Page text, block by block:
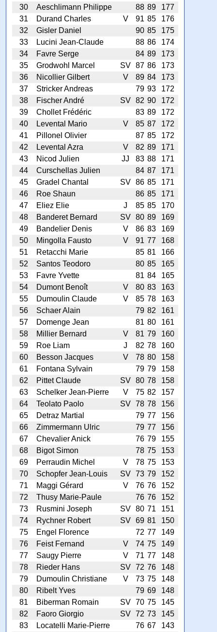
30
Aeschlimann Philippe 88 89
177
31
Durand Charles V 91 85
176
32
Gisler Daniel 90 85
175
33
Lucini Jean-Claude 88 86
174
34
Favre Serge 84 89
173
35
Grodwohl Marcel SV 87 86
173
36
Nicollier Gilbert V 89 84
173
37
Stricker Andreas 79 93
172
38
Fischer André SV 82 90
172
39
Chollet Frédéric 83 89
172
40
Levental Mario V 85 87
172
41
Pillonel Olivier 87 85
172
42
Levental Azra V 82 89
171
43
Nicod Julien JJ 83 88
171
44
Curschellas Julien 84 87
171
45
Gradel Chantal SV 86 85
171
46
Roe Shaun 86 85
171
47
Eliez Elie J 85 85
170
48
Banderet Bernard SV 80 89
169
49
Bandelier Denis V 86 83
169
50
Mingolla Fausto V 91 77
168
51
Retacchi Marie 85 81
166
52
Santos Teodoro 80 85
165
53
Favre Yvette 81 84
165
54
Dumont Benoît V 80 83
163
55
Dumoulin Claude V 85 78
163
56
Schaer Alain 79 82
161
57
Domenge Jean 81 80
161
58
Millier Bernard V 81 79
160
59
Roe Liam J 82 78
160
60
Besson Jacques V 78 80
158
61
Fontana Sylvain 79 79
158
62
Pittet Claude SV 80 78
158
63
Schelker Jean-Pierre V 75 82
157
64
Teolato Paolo SV 78 78
156
65
Detraz Martial 79 77
156
66
Zimmermann Ulric 79 77
156
67
Chevalier Anick 76 79
155
68
Bigot Simon 78 75
153
69
Perraudin Michel V 78 75
153
70
Schopfer Jean-Louis SV 73 79
152
71
Maggi Gérard V 76 76
152
72
Thusy Marie-Paule 76 76
152
73
Rusmini Joseph SV 80 71
151
74
Rychner Robert SV 69 81
150
75
Engel Florence 72 77
149
76
Feist Fernand V 74 75
149
77
Saugy Pierre V 71 77
148
78
Rieder Hans SV 72 76
148
79
Dumoulin Christiane V 73 75
148
80
Ribelt Yves 79 69
148
81
Biberman Romain SV 70 75
145
82
Faoro Giorgio SV 72 73
145
83
Locatelli Marie-Pierre 76 67
143